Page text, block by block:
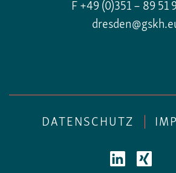
F +49 (0)351 – 89 51
DATENSCHUTZ